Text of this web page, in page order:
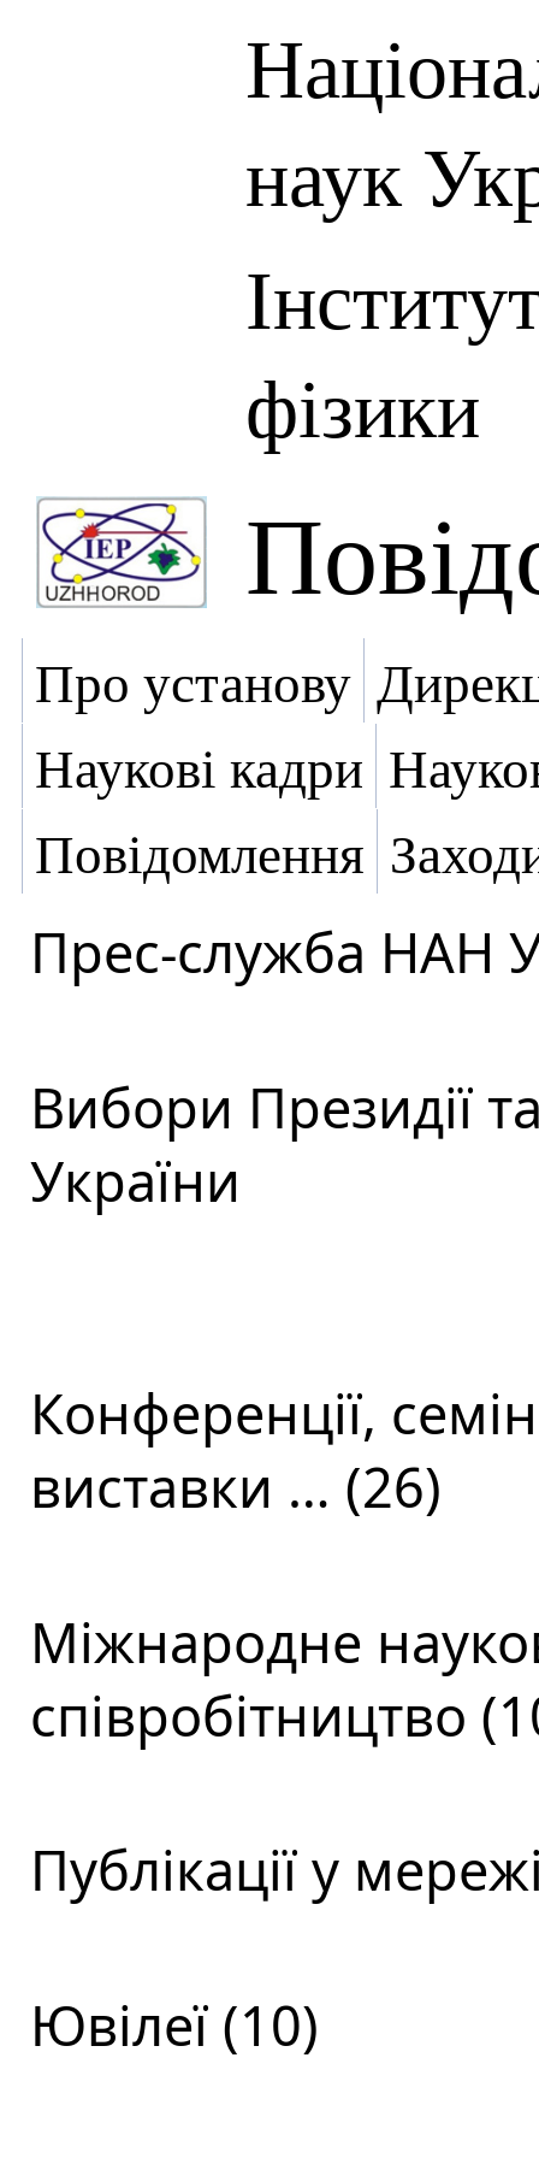
наук
фізики
Про установу
Наукові кадри
Повідомлення
Прес-служба НАН
Вибори Президії
України
Конференції,
виставки … (26)
Міжнародне
співробітництво
Публікації у
Ювілеї (10)